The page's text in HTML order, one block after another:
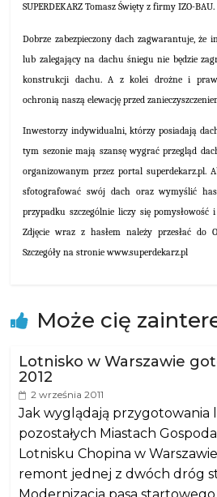
SUPERDEKARZ Tomasz Święty z firmy IZO-BAU.
Dobrze zabezpieczony dach zagwarantuje, że
lub zalegający na dachu śniegu nie będzie
konstrukcji dachu. A z kolei drożne i
ochronią naszą elewację przed
Inwestorzy indywidualni, którzy posiadają
tym sezonie mają szansę wygrać przegląd
organizowanym przez portal superdekarz.pl.
sfotografować swój dach oraz wymyślić
przypadku szczególnie liczy się
Zdjęcie wraz z hasłem należy przesłać do
Szczegóły na stronie www.superdekarz.pl
Może cię
Lotnisko w Warszawie
2012
2 września 2011
Jak wyglądają przygotowania
pozostałych Miastach
Lotnisku Chopina w
remont jednej z dwóch dróg